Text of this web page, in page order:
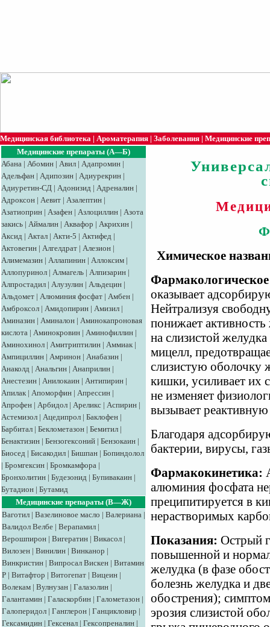
Медицинская библиотека | Ароматерапия | Заболевания | Медицинские
Медицинские препараты (А—Б)
Абана | Абомин | Авил | Адапромин |
Адельфан | Адипозин | Адиурекрин |
Адиуретин-СД | Адонизид | Адреналин |
Адроксон | Аевит | Азалептин |
Азатиоприн | Азафен | Азлоциллин | Азота
закись | Аймалин | Аквафор | Акрихин |
Аксид | Aктaл | Акти-5 | Актифед |
Актовегин | Алгелдрат | Алезион |
Алимемазин | Аллапинин | Аллоксим |
Аллопуринол | Алмагель | Алпизарин |
Алпростадил | Алузулин | Альдецин |
Альдомет | Алюминия фосфат | Амбен |
Амброксол | Амидопирин | Амизил |
Аминазин | Аминалон | Аминокапроновая
кислота | Аминокровин | Аминофиллин |
Аминохинол | Амитриптилин | Аммиак |
Ампициллин | Амринон | Анабазин |
Анаколд | Анальгин | Анаприлин |
Анестезин | Анилокаин | Антипирин |
Апилак | Апоморфин | Апрессин |
Апрофен | Арбидол | Ареликс | Аспирин |
Астемизол | Ацедипрол | Баклофен |
Барбитал | Беклометазон | Бемитил |
Бенактизин | Бензогексоний | Бензокаин |
Биосед | Бисакодил | Бишпан | Бопиндолол
| Бромгексин | Бромкамфора |
Бронхолитин | Будезонид | Бупивакаин |
Бутадион | Бутамид
Медицинские препараты (В—Ж)
Ваготил | Вазелиновое масло | Валериана |
Валидол Велбе | Верапамил |
Верошпирон | Вигератин | Викасол |
Вилозен | Винилин | Винканор |
Винкристин | Випросал Вискен | Витамин
Р | Витафтор | Витогепат | Вицеин |
Волекам | Вулнузан | Галазолин |
Галантамин | Галаскорбин | Галометазон |
Галоперидол | Ганглерон | Ганцикловир |
Гексамидин | Гексенал | Гексопреналин |
Химическое
Фармакологическое
оказывает
Нейтрализуя
понижает
на слизистой
мицелл,
слизистую оболочку
кишки, усиливает их
не изменяет
вызывает
Благодаря
бактерии, вирусы,
Фармакокинетика:
алюминия фосфата
преципитируется в
нерастворимых
Показания: Острый
повышенной и
желудка (в фазе
болезнь желудка и
обострения);
эрозия слизистой